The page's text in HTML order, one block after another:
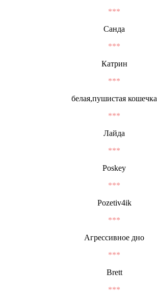
***
Санда
***
Катрин
***
белая,пушистая кошечка
***
Лайда
***
Poskey
***
Pozetiv4ik
***
Агрессивное дно
***
Brett
***